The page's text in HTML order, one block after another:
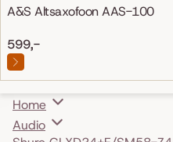
A&S Altsaxofoon AAS-100
599,-
Home
Audio